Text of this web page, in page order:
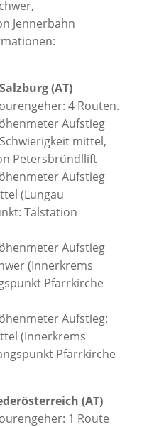
Jennerbahn
(AT)
4 Routen.
Aufstieg
mittel,
Petersbründllift
Aufstieg
(Lungau
Talstation
Aufstieg
(Innerkrems
Pfarrkirche
Aufstieg:
(Innerkrems
Pfarrkirche
(AT)
1 Route